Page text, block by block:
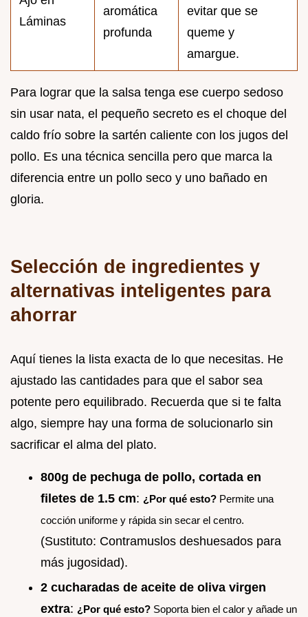
Láminas
aromática
profunda
evitar que se
queme y
amargue.
Para lograr que la salsa tenga ese cuerpo sedoso
sin usar nata, el pequeño secreto es el choque del
caldo frío sobre la sartén caliente con los jugos del
pollo. Es una técnica sencilla pero que marca la
diferencia entre un pollo seco y uno bañado en
gloria.
Selección de ingredientes y
alternativas inteligentes para
ahorrar
Aquí tienes la lista exacta de lo que necesitas. He
ajustado las cantidades para que el sabor sea
potente pero equilibrado. Recuerda que si te falta
algo, siempre hay una forma de solucionarlo sin
sacrificar el alma del plato.
800g de pechuga de pollo, cortada en
filetes de 1.5 cm: ¿Por qué esto? Permite una
cocción uniforme y rápida sin secar el centro.
(Sustituto: Contramuslos deshuesados para
más jugosidad).
2 cucharadas de aceite de oliva virgen
extra: ¿Por qué esto? Soporta bien el calor y añade un